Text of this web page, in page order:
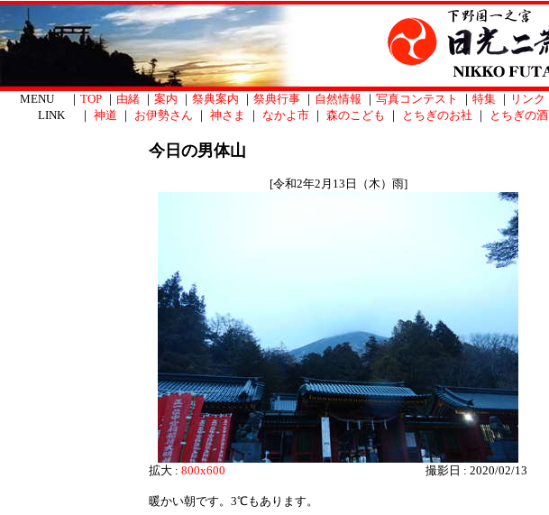
MENU ｜ TOP ｜ 由緒 ｜ 案内 ｜ 祭典案内 ｜ 祭典行事 ｜ 自然情報 ｜ 写真コンテスト ｜ 特集 ｜ リンク
LINK ｜ 神道 ｜ お伊勢さん ｜ 神さま ｜ なかよ市 ｜ 森のこども ｜ とちぎのお社 ｜ とちぎの酒
今日の男体山
[令和2年2月13日（木）雨]
拡大 : 800x600 撮影日 : 2020/02/13
暖かい朝です。3℃もあります。